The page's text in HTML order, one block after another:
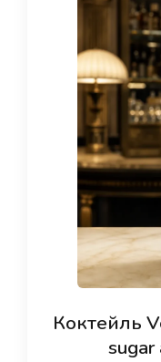
Коктейль